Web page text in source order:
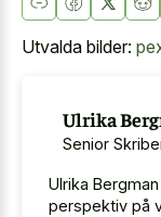
Utvalda bilder:
Ulrika
Senior
Ulrika
perspektiv på